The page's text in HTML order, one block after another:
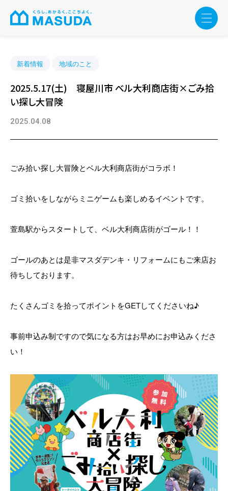
新着情報 地域のこと
2025.5.17(土) 寝屋川市 べル大利商店街×ごみ拾
い探し大冒険
2025.04.08
ごみ拾い探し大冒険とベル大利商店街がコラボ！
ゴミ拾いをしながらミニゲームも楽しめるイベントです。
萱島駅からスタートして、ベル大利商店街がゴール！！
ゴールのあとは是非マスダデンキ・リフォームにもご来店お
待ちしております。
たくさんゴミを拾ってポイントをGETしてくださいね♪
事前申込み制ですので気になる方はお早めにお申込みくださ
い！